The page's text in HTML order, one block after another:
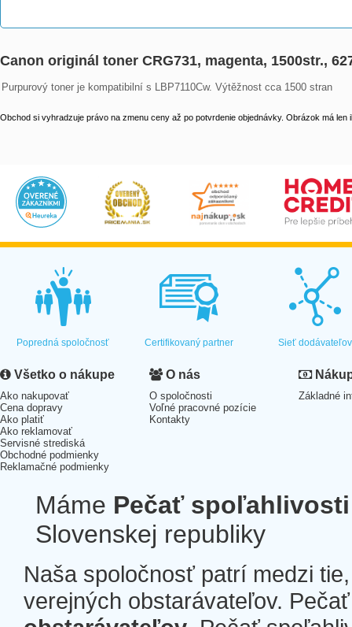
Canon originál toner CRG731, magenta, 1500str.,
Purpurový toner je kompatibilní s LBP7110Cw. Výtěžnost cca 1500 stran
Obchod si vyhradzuje právo na zmenu ceny až po potvrdenie objednávky. Obrázok má len
Popredná spoločnosť Certifikovaný partner Sieť dodávateľov
Všetko o nákupe
Ako nakupovať
Cena dopravy
Ako platiť
Ako reklamovať
Servisné strediská
Obchodné podmienky
Reklamačné podmienky
O nás
O spoločnosti
Voľné pracovné pozície
Kontakty
Základné
Máme Pečať spoľahlivosti
Slovenskej republiky
Naša spoločnosť patrí medzi
verejných obstarávateľov.